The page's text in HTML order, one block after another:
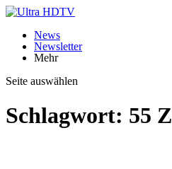
News
Newsletter
Mehr
Seite auswählen
Schlagwort: 55